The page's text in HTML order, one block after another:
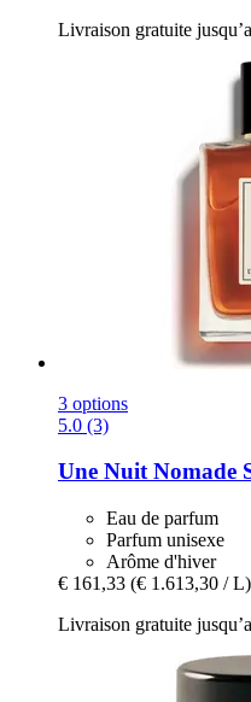
Livraison gratuite
3 options
5.0 (3)
Une Nuit Nomade
Eau de parfum
Parfum unisexe
Arôme d'hiver
€ 161,33 (€ 1.613,30 / L)
Livraison gratuite